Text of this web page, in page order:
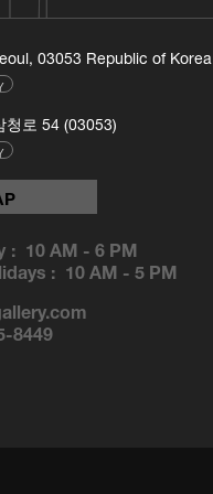
03053 Republic of Korea
로 54 (03053)
: 10 AM-6 PM
: 10 AM-5 PM
8449